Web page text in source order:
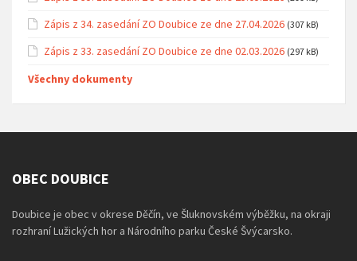
Zápis z 34. zasedání ZO Doubice ze dne 27.04.2026 (307 kB)
Zápis z 33. zasedání ZO Doubice ze dne 02.03.2026 (297 kB)
Všechny dokumenty
OBEC DOUBICE
Doubice je obec v okrese Děčín, ve Šluknovském výběžku, na okraji
rozhraní Lužických hor a Národního parku České Švýcarsko.